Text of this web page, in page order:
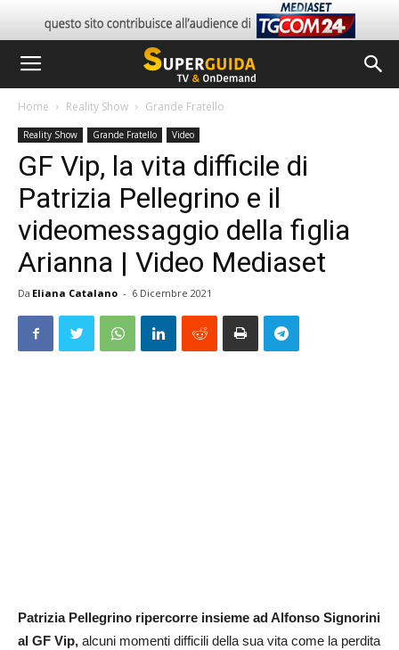
Home Reality Show Grande Fratello
Reality Show Grande Fratello Video
GF Vip, la vita difficile di
Patrizia Pellegrino e il
videomessaggio della figlia
Arianna | Video Mediaset
Da Eliana Catalano - 6 Dicembre 2021
Patrizia Pellegrino ripercorre insieme ad Alfonso Signorini
al GF Vip, alcuni momenti difficili della sua vita come la perdita